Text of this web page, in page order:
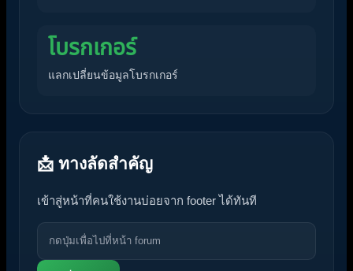
โบรกเกอร์
แลกเปลี่ยนข้อมูลโบรกเกอร์
📩 ทางลัดสำคัญ
เข้าสู่หน้าที่คนใช้งานบ่อยจาก footer ได้ทันที